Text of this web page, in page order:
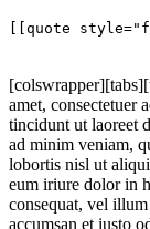
[[quote
amet, consectetuer
tincidunt ut laoreet
ad minim veniam,
lobortis nisl ut
eum iriure dolor in
consequat, vel
accumsan et iusto